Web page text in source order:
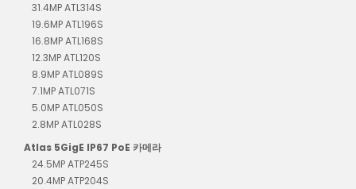
31.4MP ATL314S
19.6MP ATL196S
16.8MP ATL168S
12.3MP ATL120S
8.9MP ATL089S
7.1MP ATL071S
5.0MP ATL050S
2.8MP ATL028S
Atlas 5GigE IP67 PoE 카메라
24.5MP ATP245S
20.4MP ATP204S